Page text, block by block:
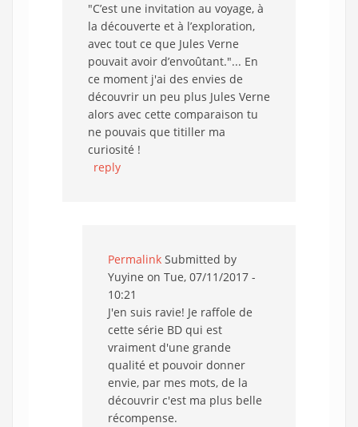
"C’est une invitation au voyage, à
la découverte et à l’exploration,
avec tout ce que Jules Verne
pouvait avoir d’envoûtant."... En
ce moment j'ai des envies de
découvrir un peu plus Jules Verne
alors avec cette comparaison tu
ne pouvais que titiller ma
curiosité !
reply
Permalink Submitted by
Yuyine on Tue, 07/11/2017 -
10:21
J'en suis ravie! Je raffole de
cette série BD qui est
vraiment d'une grande
qualité et pouvoir donner
envie, par mes mots, de la
découvrir c'est ma plus belle
récompense.